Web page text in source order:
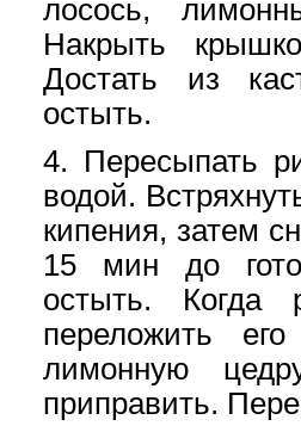
лосось,
Накрыть
Достать из
остыть.
4. Пересыпать
водой.
кипения, затем
15 мин до
остыть. Когда
переложить
лимонную
приправить.